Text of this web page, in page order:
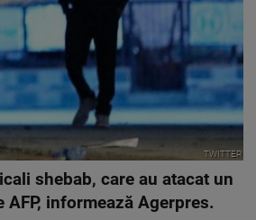
TWITTER
shebab, care au atacat un
informează Agerpres.